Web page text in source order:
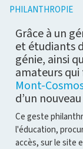
PHILANTHROPIE
Grâce à un
et étudiants
génie, ainsi
amateurs
Mont-
d’un
Ce geste
l'éducation,
accès, sur le site